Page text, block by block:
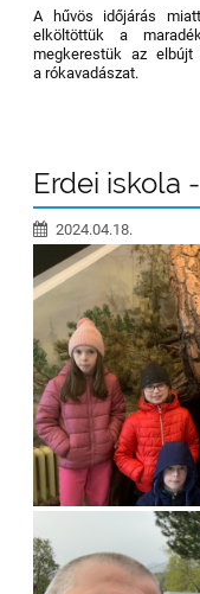
A hűvös időjárás
elköltöttük a
megkerestük az
a rókavadászat.
Erdei iskola
2024.04.18.